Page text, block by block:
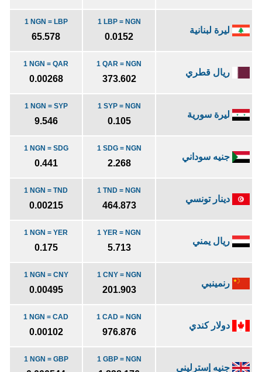
ليرة لبنانية
1 LBP = NGN
0.0152
1 NGN = LBP
65.578
ريال قطري
1 QAR = NGN
373.602
1 NGN = QAR
0.00268
ليرة سورية
1 SYP = NGN
0.105
1 NGN = SYP
9.546
جنيه سوداني
1 SDG = NGN
2.268
1 NGN = SDG
0.441
دينار تونسي
1 TND = NGN
464.873
1 NGN = TND
0.00215
ريال يمني
1 YER = NGN
5.713
1 NGN = YER
0.175
رنمينبي
1 CNY = NGN
201.903
1 NGN = CNY
0.00495
دولار كندي
1 CAD = NGN
976.876
1 NGN = CAD
0.00102
جنيه إسترليني
1 GBP = NGN
1 NGN = GBP